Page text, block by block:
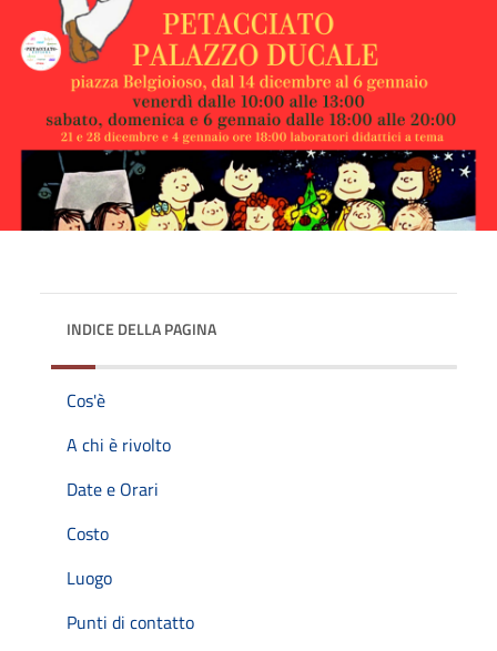
INDICE DELLA PAGINA
Cos'è
A chi è rivolto
Date e Orari
Costo
Luogo
Punti di contatto